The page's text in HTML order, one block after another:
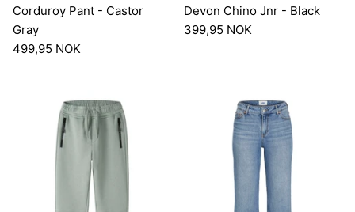
Corduroy Pant - Castor
Gray
499,95 NOK
Devon Chino Jnr - Black
399,95 NOK